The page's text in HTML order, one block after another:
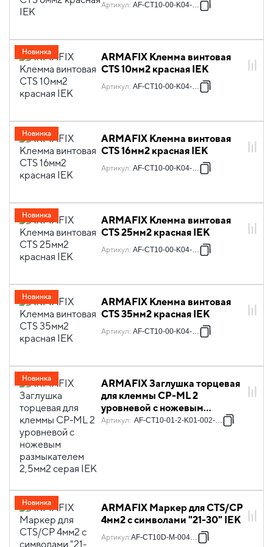
Артикул: AF-CT10-00-K04-006
ARMAFIX Клемма винтовая
CTS 10мм2 красная IEK
Артикул: AF-CT10-00-K04-010
Новинка
ARMAFIX Клемма винтовая
CTS 16мм2 красная IEK
Артикул: AF-CT10-00-K04-016
Новинка
ARMAFIX Клемма винтовая
CTS 25мм2 красная IEK
Артикул: AF-CT10-00-K04-025
Новинка
ARMAFIX Клемма винтовая
CTS 35мм2 красная IEK
Артикул: AF-CT10-00-K04-035
Новинка
ARMAFIX Заглушка торцевая
для клеммы CP-ML 2
уровневой с ножевым
размыкателем 2,5мм2 серая
Артикул: AF-CT10-01-2-K01-002-ZGL
Новинка
ARMAFIX Маркер для CTS/CP
4мм2 с символами "21-30" IEK
Артикул:AF-CT10D-M-004-03
Новинка